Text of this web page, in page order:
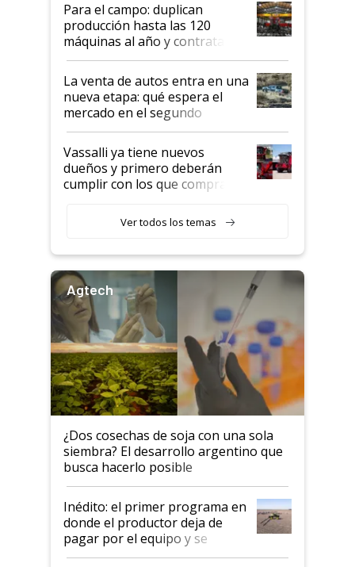
Para el campo: duplican
producción hasta las 120
máquinas al año y contratan
especialistas de la industria
automotriz para lograrlo
La venta de autos entra en una
nueva etapa: qué espera el
mercado en el segundo
semestre
Vassalli ya tiene nuevos
dueños y primero deberán
cumplir con los que compraron
recibieron: quién está detrás
del rescate de la empresa
Ver todos los temas
Agtech
¿Dos cosechas de soja con una sola
siembra? El desarrollo argentino que
busca hacerlo posible
Inédito: el primer programa en
donde el productor deja de
pagar por el equipo y se
financia con las hectáreas